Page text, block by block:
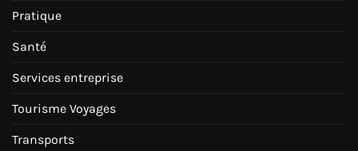
Pratique
Santé
Services entreprise
Tourisme Voyages
Transports